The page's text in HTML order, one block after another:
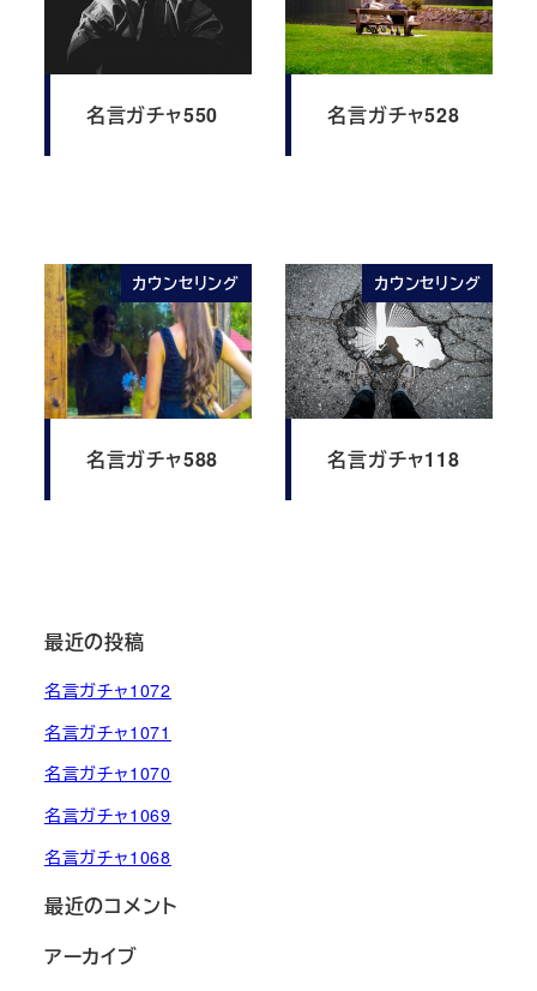
名言ガチャ550 名言ガチャ528
カウンセリング
名言ガチャ588
カウンセリング
名言ガチャ118
最近の投稿
名言ガチャ1072
名言ガチャ1071
名言ガチャ1070
名言ガチャ1069
名言ガチャ1068
最近のコメント
アーカイブ